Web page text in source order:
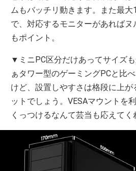
ムもバッチリ動きます。また最
で、対応するモニターがあれば
もポイント。
▼ミニPC区分だけあってサイズ
ぁタワー型のゲーミングPCと比
けど、設置しやすさは格段に上が
ットでしょう。VESAマウントを
くっつけるなんて芸当も応えてく